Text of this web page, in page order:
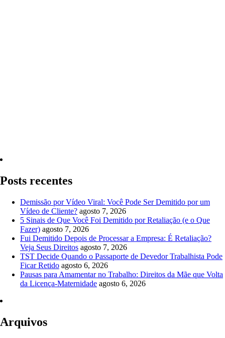
Posts recentes
Demissão por Vídeo Viral: Você Pode Ser Demitido por um
Vídeo de Cliente? agosto 7, 2026
5 Sinais de Que Você Foi Demitido por Retaliação (e o Que
Fazer) agosto 7, 2026
Fui Demitido Depois de Processar a Empresa: É Retaliação?
Veja Seus Direitos agosto 7, 2026
TST Decide Quando o Passaporte de Devedor Trabalhista Pode
Ficar Retido agosto 6, 2026
Pausas para Amamentar no Trabalho: Direitos da Mãe que Volta
da Licença-Maternidade agosto 6, 2026
Arquivos